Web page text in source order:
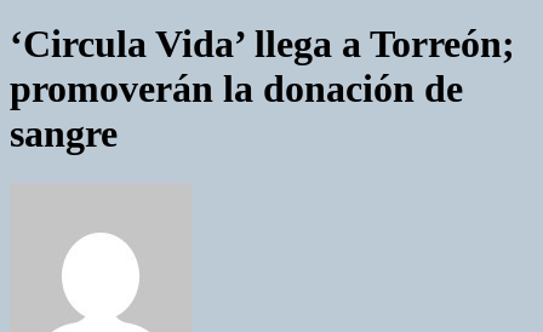
‘Circula Vida’ llega a Torreón;
promoverán la donación de
sangre